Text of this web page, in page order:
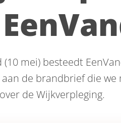
(10 mei) besteedt
de brandbrief die
de Wijkverpleging.